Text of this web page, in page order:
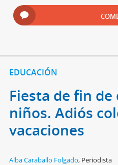
EDUCACIÓN
Fiesta de fin de
niños. Adiós
vacaciones
Alba Caraballo Folgado, Periodista